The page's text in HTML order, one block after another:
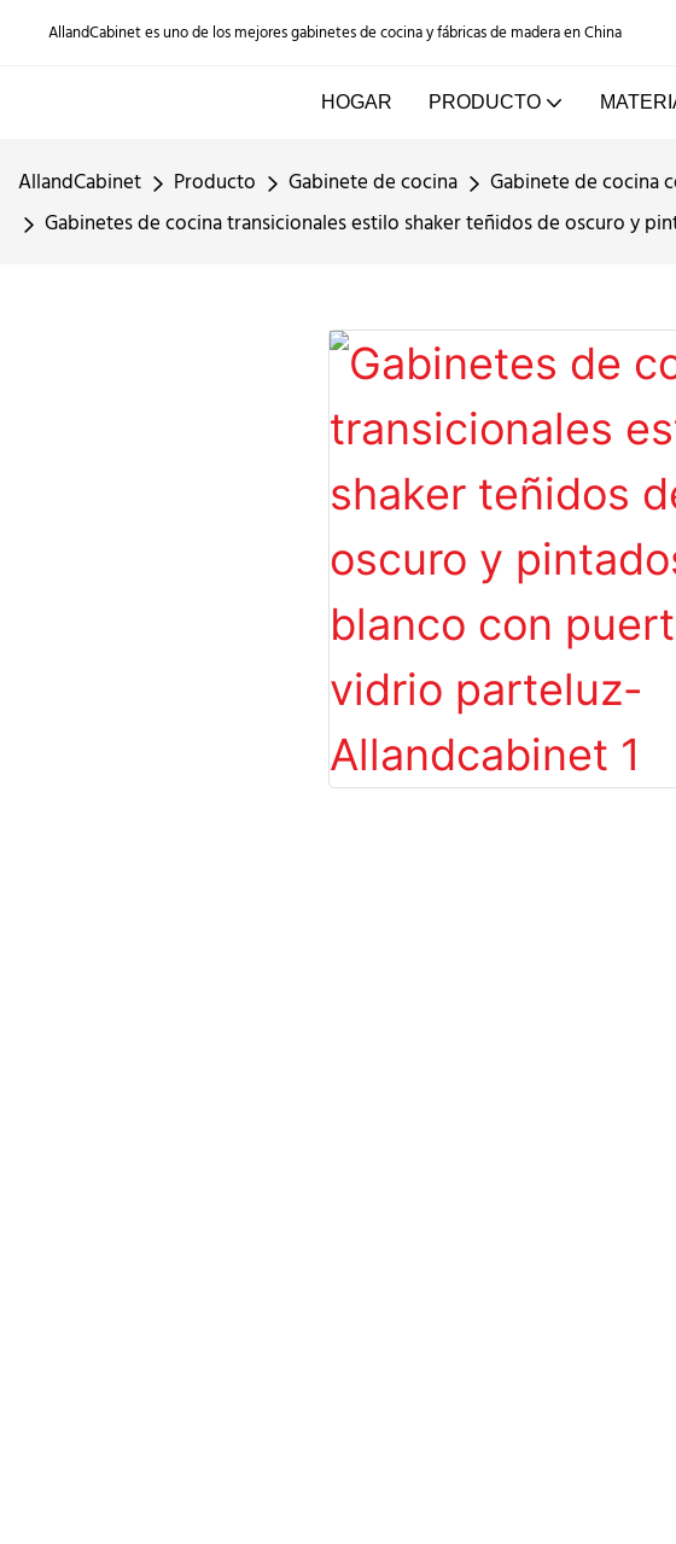
AllandCabinet es uno de los mejores gabinetes de cocina y fábricas de madera en China
HOGAR PRODUCTO
AllandCabinet Producto Gabinete de cocina
Gabinete de cocina
Gabinetes de cocina transicionales estilo shaker teñidos de oscuro y